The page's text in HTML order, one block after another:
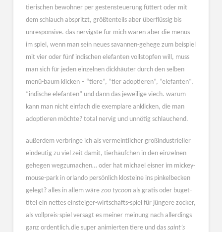
tierischen bewohner per gestensteuerung füttert oder mit
dem schlauch abspritzt, größtenteils aber überflüssig bis
unresponsive. das nervigste für mich waren aber die menüs
im spiel, wenn man sein neues savannen-gehege zum beispiel
mit vier oder fünf indischen elefanten vollstopfen will, muss
man sich für jeden einzelnen dickhäuter durch den selben
menü-baum klicken – “tiere“, “tier adoptieren“, “elefanten“,
“indische elefanten“ und dann das jeweilige viech. warum
kann man nicht einfach die exemplare anklicken, die man
adoptieren möchte? total nervig und unnötig schlauchend.
außerdem verbringe ich als vermeintlicher großindustrieller
eindeutig zu viel zeit damit, tierhäufchen in den einzelnen
gehegen wegzumachen… oder hat michael eisner im mickey-
mouse-park in orlando persönlich klosteine ins pinkelbecken
gelegt? alles in allem wäre zoo tycoonals gratis oder buget-
titel ein nettes einsteiger-wirtschafts-spiel für jüngere zocker,
als vollpreis-spiel versagt es meiner meinung nach allerdings
ganz ordentlich.die super animierten tiere und das saint’s